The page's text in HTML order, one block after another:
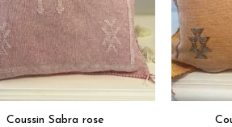
Coussin Sabra rose